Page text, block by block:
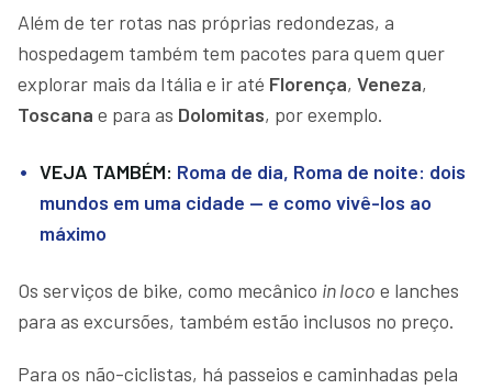
Além de ter rotas nas próprias redondezas, a
hospedagem também tem pacotes para quem quer
explorar mais da Itália e ir até Florença, Veneza,
Toscana e para as Dolomitas, por exemplo.
VEJA TAMBÉM: Roma de dia, Roma de noite: dois
mundos em uma cidade — e como vivê-los ao
máximo
Os serviços de bike, como mecânico in loco e lanches
para as excursões, também estão inclusos no preço.
Para os não-ciclistas, há passeios e caminhadas pela